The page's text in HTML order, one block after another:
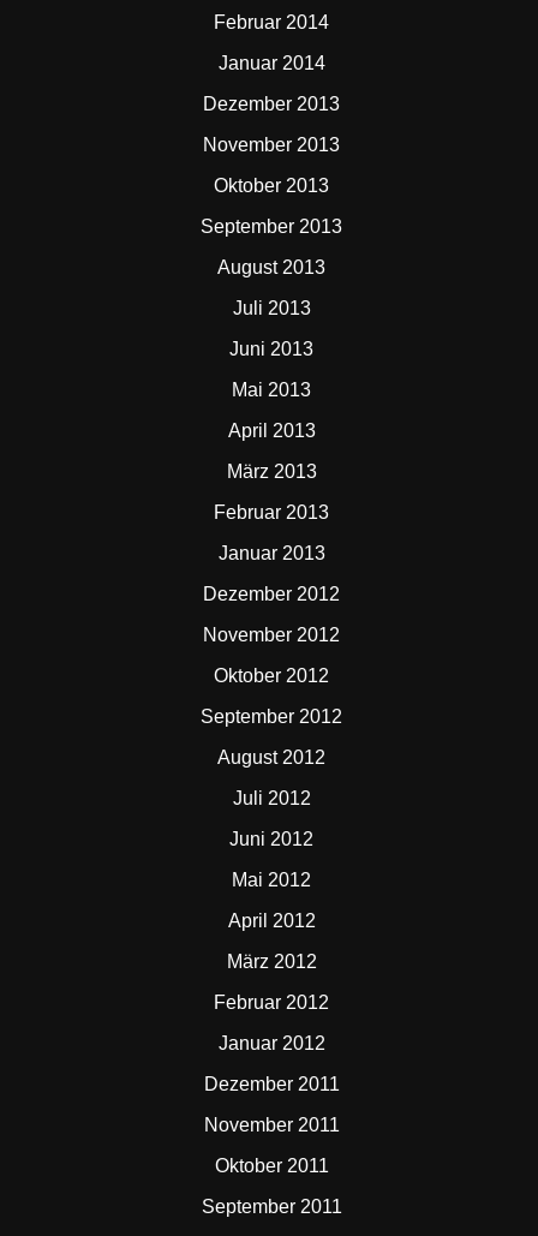
Februar 2014
Januar 2014
Dezember 2013
November 2013
Oktober 2013
September 2013
August 2013
Juli 2013
Juni 2013
Mai 2013
April 2013
März 2013
Februar 2013
Januar 2013
Dezember 2012
November 2012
Oktober 2012
September 2012
August 2012
Juli 2012
Juni 2012
Mai 2012
April 2012
März 2012
Februar 2012
Januar 2012
Dezember 2011
November 2011
Oktober 2011
September 2011